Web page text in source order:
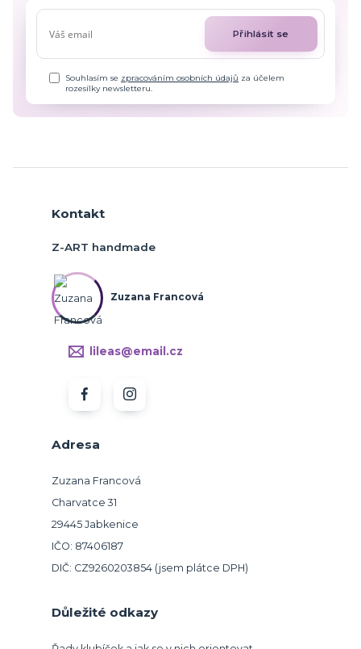
Přihlásit se
Souhlasím se zpracováním osobních údajů za účelem
rozesílky newsletteru.
Adresa
Zuzana Francová
Charvatce 31
29445 Jabkenice
IČO: 87406187
DIČ: CZ9260203854 (jsem plátce DPH)
Důležité odkazy
Kontakt
Z-ART handmade
Zuzana Francová
lileas@email.cz